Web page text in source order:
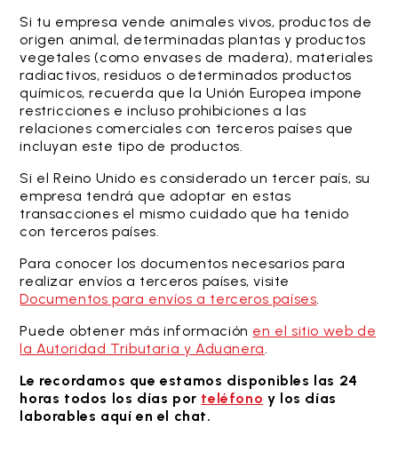
Si tu empresa vende animales vivos, productos de
origen animal, determinadas plantas y productos
vegetales (como envases de madera), materiales
radiactivos, residuos o determinados productos
químicos, recuerda que la Unión Europea impone
restricciones e incluso prohibiciones a las
relaciones comerciales con terceros países que
incluyan este tipo de productos.
Si el Reino Unido es considerado un tercer país, su
empresa tendrá que adoptar en estas
transacciones el mismo cuidado que ha tenido
con terceros países.
Para conocer los documentos necesarios para
realizar envíos a terceros países, visite
Documentos para envíos a terceros países.
Puede obtener más información en el sitio web de
la Autoridad Tributaria y Aduanera.
Le recordamos que estamos disponibles las 24
horas todos los días por teléfono y los días
laborables aquí en el chat.